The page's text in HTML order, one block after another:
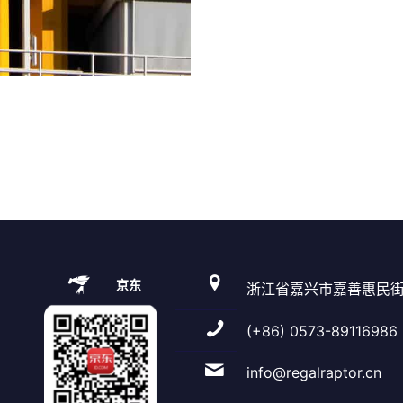
京东 浙江省嘉兴市嘉善惠民
(+86) 0573-89116986
info@regalraptor.cn